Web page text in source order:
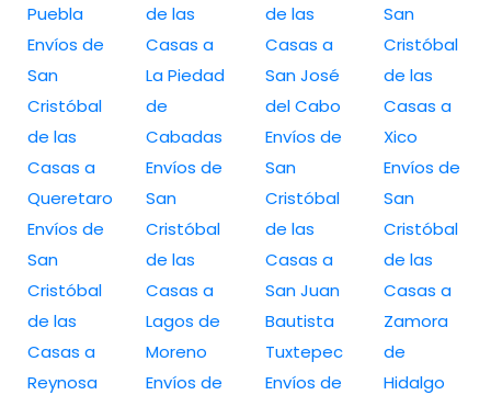
Puebla
Envíos de
San
Cristóbal
de las
Casas a
Queretaro
Envíos de
San
Cristóbal
de las
Casas a
Reynosa
de las
Casas a
La Piedad
de
Cabadas
Envíos de
San
Cristóbal
de las
Casas a
Lagos de
Moreno
Envíos de
de las
Casas a
San José
del Cabo
Envíos de
San
Cristóbal
de las
Casas a
San Juan
Bautista
Tuxtepec
Envíos de
San
Cristóbal
de las
Casas a
Xico
Envíos de
San
Cristóbal
de las
Casas a
Zamora
de
Hidalgo